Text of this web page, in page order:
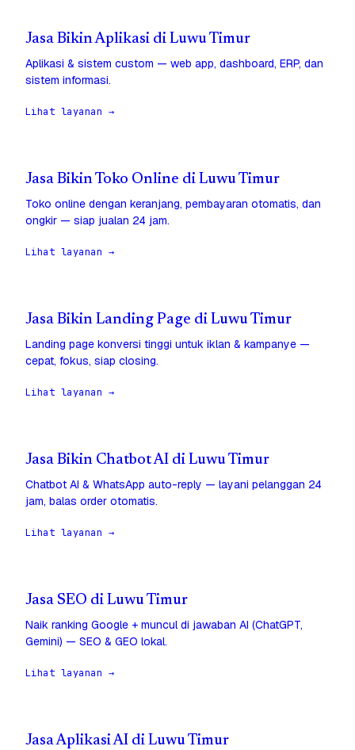
Jasa Bikin Aplikasi di Luwu Timur
Aplikasi & sistem custom — web app, dashboard, ERP, dan
sistem informasi.
Lihat layanan →
Jasa Bikin Toko Online di Luwu Timur
Toko online dengan keranjang, pembayaran otomatis, dan
ongkir — siap jualan 24 jam.
Lihat layanan →
Jasa Bikin Landing Page di Luwu Timur
Landing page konversi tinggi untuk iklan & kampanye —
cepat, fokus, siap closing.
Lihat layanan →
Jasa Bikin Chatbot AI di Luwu Timur
Chatbot AI & WhatsApp auto-reply — layani pelanggan 24
jam, balas order otomatis.
Lihat layanan →
Jasa SEO di Luwu Timur
Naik ranking Google + muncul di jawaban AI (ChatGPT,
Gemini) — SEO & GEO lokal.
Lihat layanan →
Jasa Aplikasi AI di Luwu Timur